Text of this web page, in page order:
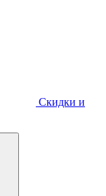
Скидки и